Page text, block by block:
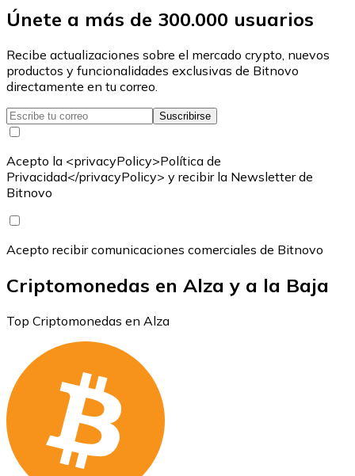
Únete a más de 300.000 usuarios
Recibe actualizaciones sobre el mercado crypto, nuevos
productos y funcionalidades exclusivas de Bitnovo
directamente en tu correo.
Suscribirse
Acepto la <privacyPolicy>Política de
Privacidad</privacyPolicy> y recibir la Newsletter de
Bitnovo
Acepto recibir comunicaciones comerciales de Bitnovo
Criptomonedas en Alza y a la Baja
Top Criptomonedas en Alza